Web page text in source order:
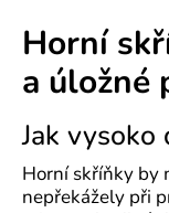
Horní
a úložné
Jak
Horní skříňky by
nepřekážely při